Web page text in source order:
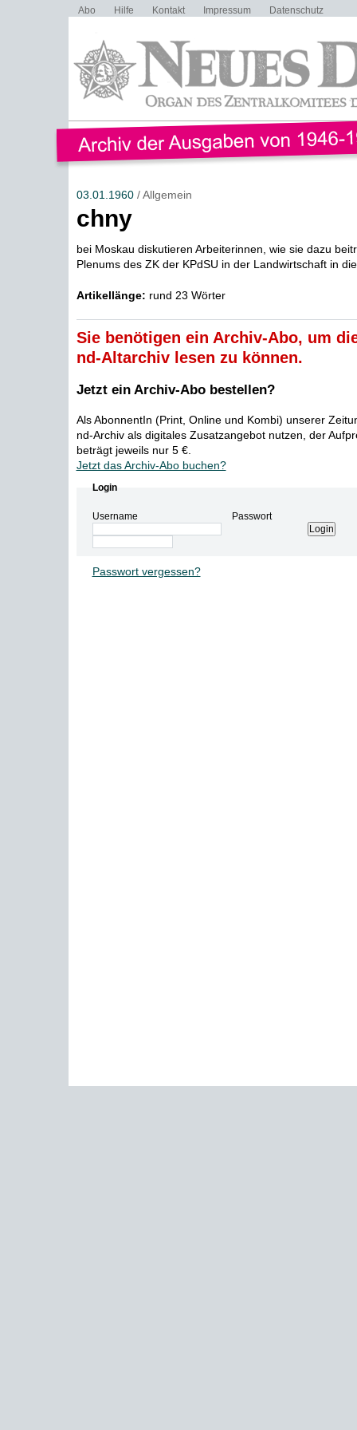
Abo Hilfe Kontakt Impressum Datenschutz
03.01.1960/ Allgemein
chny
bei Moskau diskutieren Arbeiterinnen, wie sie dazu
Plenums des ZK der KPdSU in der Landwirtschaft in
Artikellänge: rund 23 Wörter
Sie benötigen ein Archiv-Abo, um
nd-Altarchiv lesen zu können.
Jetzt ein Archiv-Abo bestellen?
Als AbonnentIn (Print, Online und Kombi) unserer
nd-Archiv als digitales Zusatzangebot nutzen, der
beträgt jeweils nur 5 €.
Jetzt das Archiv-Abo buchen?
Login
Username Passwort
Passwort vergessen?